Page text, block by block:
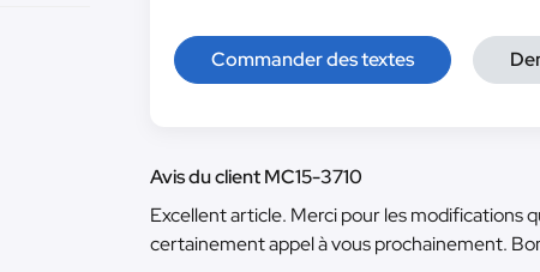
Commander des textes
Avis du client MC15-3710
Excellent article. Merci pour les modifications
certainement appel à vous prochainement.